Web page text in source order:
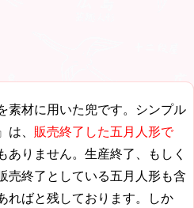
素材に用いた兜です。シンプル
は、 販売終了した五月人形で
ありません。生産終了、もしく
売終了としている五月人形も含
ればと残しております。しか